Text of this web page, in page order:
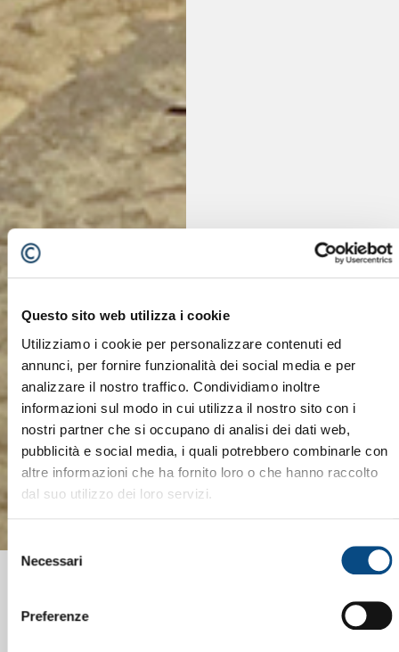
Questo sito web utilizza i cookie
Utilizziamo i cookie per personalizzare contenuti ed
annunci, per fornire funzionalità dei social media e per
analizzare il nostro traffico. Condividiamo inoltre
informazioni sul modo in cui utilizza il nostro sito con i
nostri partner che si occupano di analisi dei dati web,
pubblicità e social media, i quali potrebbero combinarle con
altre informazioni che ha fornito loro o che hanno raccolto
dal suo utilizzo dei loro servizi.
delNecessari
Preferenze